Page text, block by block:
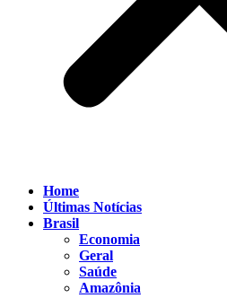
Home
Últimas Notícias
Brasil
Economia
Geral
Saúde
Amazônia